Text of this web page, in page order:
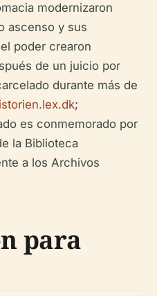
modernizaron
ascenso y sus
poder crearon
de un juicio por
durante más de
;
es conmemorado por
la Biblioteca
a los Archivos
para